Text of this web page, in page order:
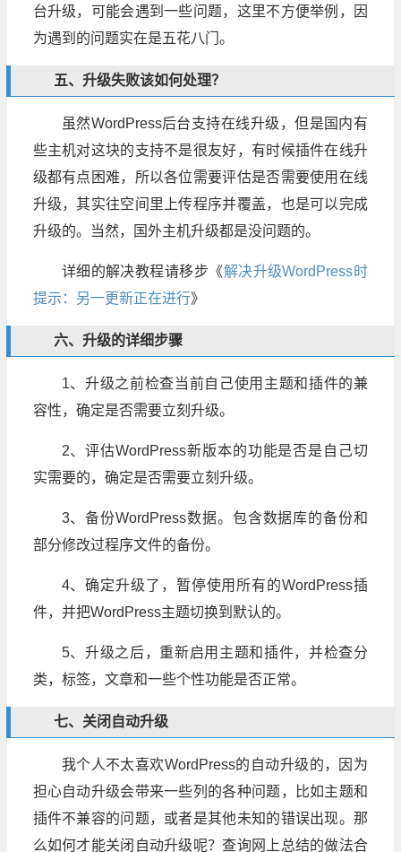
台升级，可能会遇到一些问题，这里不方便举例，因
为遇到的问题实在是五花八门。
五、升级失败该如何处理？
虽然WordPress后台支持在线升级，但是国内有
些主机对这块的支持不是很友好，有时候插件在线升
级都有点困难，所以各位需要评估是否需要使用在线
升级，其实往空间里上传程序并覆盖，也是可以完成
升级的。当然，国外主机升级都是没问题的。
详细的解决教程请移步《解决升级WordPress时
提示：另一更新正在进行》
六、升级的详细步骤
1、升级之前检查当前自己使用主题和插件的兼
容性，确定是否需要立刻升级。
2、评估WordPress新版本的功能是否是自己切
实需要的，确定是否需要立刻升级。
3、备份WordPress数据。包含数据库的备份和
部分修改过程序文件的备份。
4、确定升级了，暂停使用所有的WordPress插
件，并把WordPress主题切换到默认的。
5、升级之后，重新启用主题和插件，并检查分
类，标签，文章和一些个性功能是否正常。
七、关闭自动升级
我个人不太喜欢WordPress的自动升级的，因为
担心自动升级会带来一些列的各种问题，比如主题和
插件不兼容的问题，或者是其他未知的错误出现。那
么如何才能关闭自动升级呢？查询网上总结的做法合